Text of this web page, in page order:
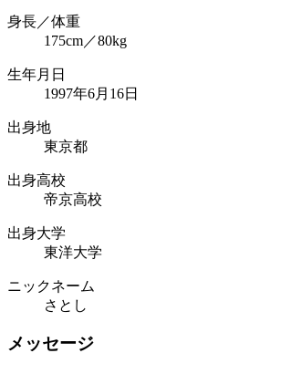
身長／体重
175cm／80kg
生年月日
1997年6月16日
出身地
東京都
出身高校
帝京高校
出身大学
東洋大学
ニックネーム
さとし
メッセージ